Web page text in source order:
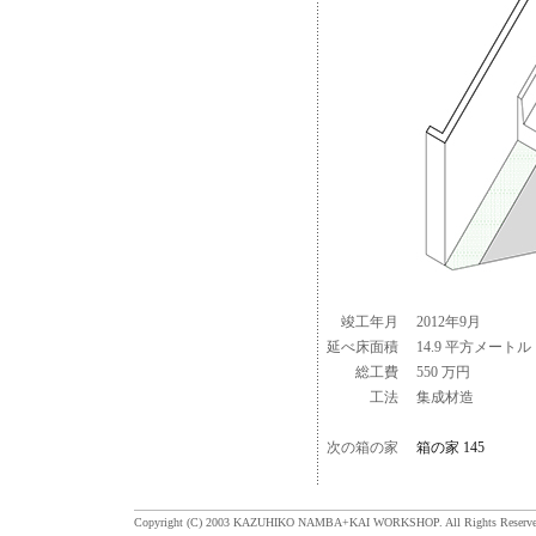
竣工年月
2012年9月
延べ床面積
14.9 平方メートル
総工費
550 万円
工法
集成材造
次の箱の家 箱の家 145
Copyright (C) 2003 KAZUHIKO NAMBA+KAI WORKSHOP. All Rights